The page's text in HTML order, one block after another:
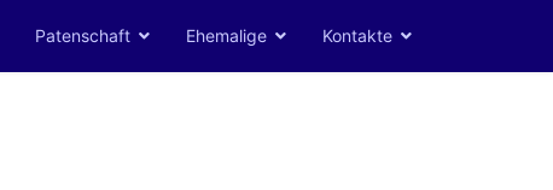
Patenschaft Ehemalige Kontakte